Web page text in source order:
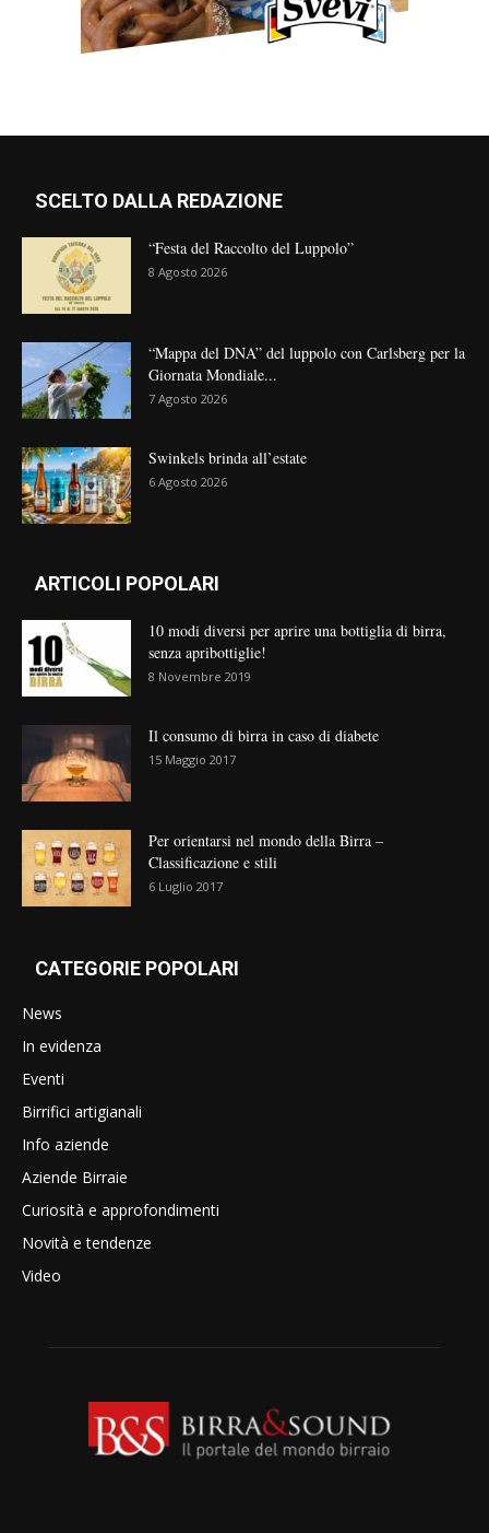
SCELTO DALLA REDAZIONE
“Festa del Raccolto del Luppolo”
8 Agosto 2026
“Mappa del DNA” del luppolo con Carlsberg per la
Giornata Mondiale...
7 Agosto 2026
Swinkels brinda all’estate
6 Agosto 2026
ARTICOLI POPOLARI
10 modi diversi per aprire una bottiglia di birra,
senza apribottiglie!
8 Novembre 2019
Il consumo di birra in caso di diabete
15 Maggio 2017
Per orientarsi nel mondo della Birra –
Classificazione e stili
6 Luglio 2017
CATEGORIE POPOLARI
News
In evidenza
Eventi
Birrifici artigianali
Info aziende
Aziende Birraie
Curiosità e approfondimenti
Novità e tendenze
Video